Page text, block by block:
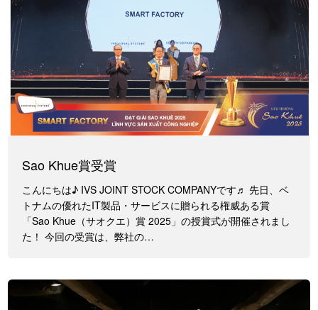
Sao Khue賞受賞
こんにちは♪ IVS JOINT STOCK COMPANYです♬ 先日、ベ
トナムの優れたIT製品・サービスに贈られる権威ある賞
「Sao Khue（サオクエ）賞 2025」の授賞式が開催されまし
た！ 今回の受賞は、弊社の…